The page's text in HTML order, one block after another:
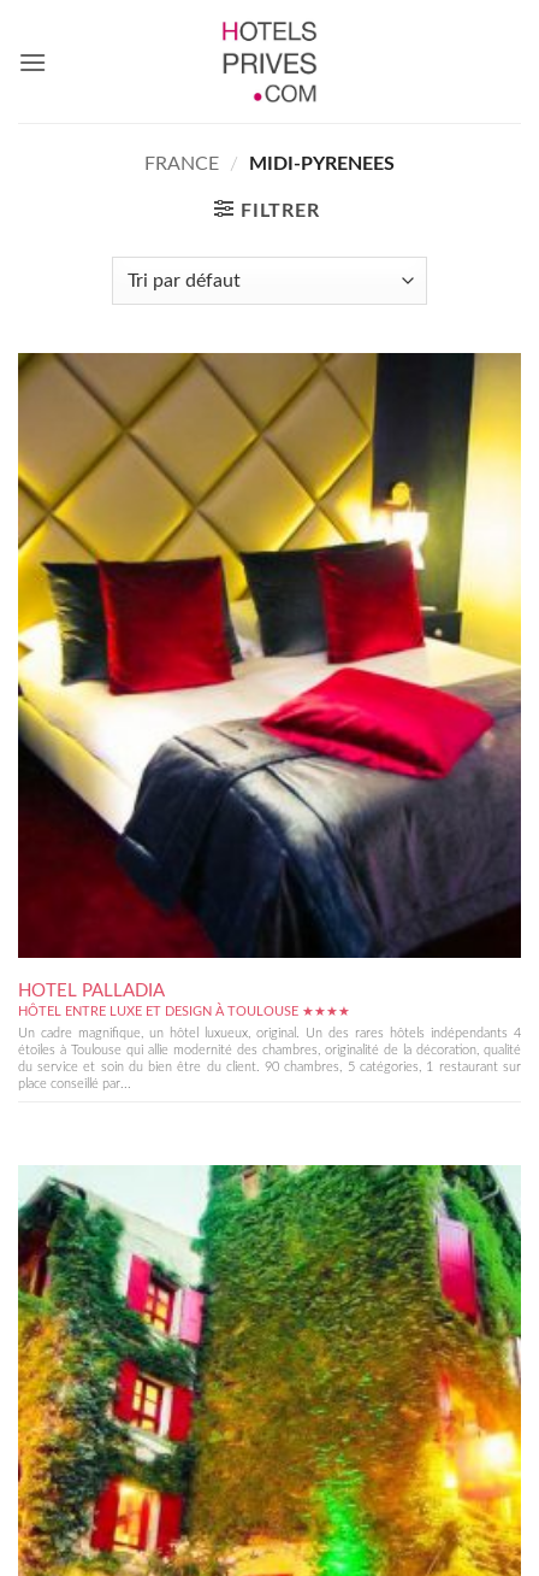
contenu
FRANCE / MIDI-PYRENEES
FILTRER
HOTEL PALLADIA
HÔTEL ENTRE LUXE ET DESIGN À TOULOUSE ★★★★
Un cadre magnifique, un hôtel luxueux, original. Un des rares hôtels indépendants 4
étoiles à Toulouse qui allie modernité des chambres, originalité de la décoration, qualité
du service et soin du bien être du client. 90 chambres, 5 catégories, 1 restaurant sur
place conseillé par...